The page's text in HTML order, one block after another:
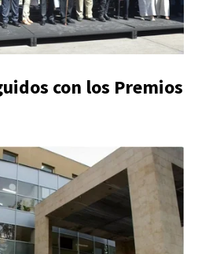
con los Premios